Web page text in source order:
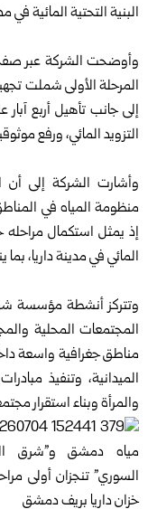
البنية التحتية المائية في
وأوضحت الشركة عبر
إلى جانب تأهيل أربع
التزويد المائي، ورفع
وأشارت الشركة إلى
منظومة المياه في
إذ يمثل استكمال
المائي في مدينة داريا،
المجتمعات ‏المحلية
مناطق جغرافية واسعة
الميدانية، وتنفيذ
والمرأة وبناء استقرار